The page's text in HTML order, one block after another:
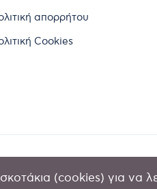
απορρήτου
Cookies
2024 by Goldensites
(cookies) για να